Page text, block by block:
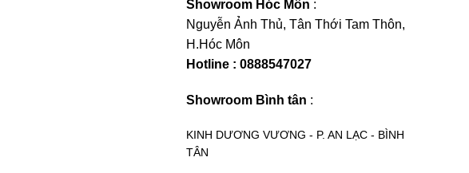
Showroom Hóc Môn :
Nguyễn Ảnh Thủ, Tân Thới Tam Thôn,
H.Hóc Môn
Hotline : 0888547027
Showroom Bình tân :
KINH DƯƠNG VƯƠNG - P. AN LẠC - BÌNH
TÂN